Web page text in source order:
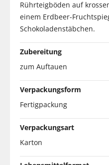
Rührteigböden auf
einem Erdbeer-
Schokoladenstäbchen.
Zubereitung
zum Auftauen
Verpackungsform
Fertigpackung
Verpackungsart
Karton